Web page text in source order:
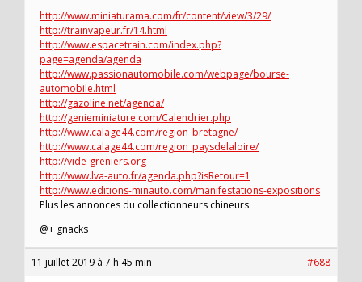
http://www.miniaturama.com/fr/content/view/3/29/
http://trainvapeur.fr/14.html
http://www.espacetrain.com/index.php?
page=agenda/agenda
http://www.passionautomobile.com/webpage/bourse-
automobile.html
http://gazoline.net/agenda/
http://genieminiature.com/Calendrier.php
http://www.calage44.com/region_bretagne/
http://www.calage44.com/region_paysdelaloire/
http://vide-greniers.org
http://www.lva-auto.fr/agenda.php?isRetour=1
http://www.editions-minauto.com/manifestations-expositions
Plus les annonces du collectionneurs chineurs
@+ gnacks
11 juillet 2019 à 7 h 45 min #688